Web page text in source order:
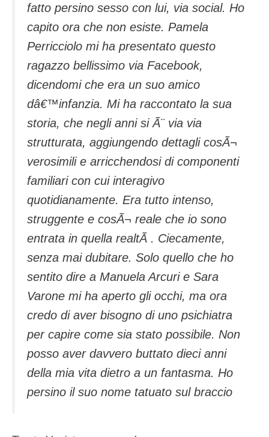
fatto persino sesso con lui, via social. Ho
capito ora che non esiste. Pamela
Perricciolo mi ha presentato questo
ragazzo bellissimo via Facebook,
dicendomi che era un suo amico
dâ€™infanzia. Mi ha raccontato la sua
storia, che negli anni si Ã¨ via via
strutturata, aggiungendo dettagli cosÃ¬
verosimili e arricchendosi di componenti
familiari con cui interagivo
quotidianamente. Era tutto intenso,
struggente e cosÃ¬ reale che io sono
entrata in quella realtÃ . Ciecamente,
senza mai dubitare. Solo quello che ho
sentito dire a Manuela Arcuri e Sara
Varone mi ha aperto gli occhi, ma ora
credo di aver bisogno di uno psichiatra
per capire come sia stato possibile. Non
posso aver davvero buttato dieci anni
della mia vita dietro a un fantasma. Ho
persino il suo nome tatuato sul braccio